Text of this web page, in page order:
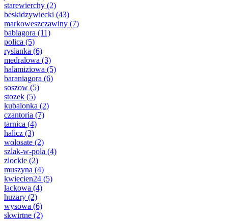
starewierchy (2)
beskidzywiecki (43)
markoweszczawiny (7)
babiagora (11)
polica (5)
rysianka (6)
medralowa (3)
halamiziowa (5)
baraniagora (6)
soszow (5)
stozek (5)
kubalonka (2)
czantoria (7)
tarnica (4)
halicz (3)
wolosate (2)
szlak-w-pola (4)
zlockie (2)
muszyna (4)
kwiecien24 (5)
lackowa (4)
huzary (2)
wysowa (6)
skwirtne (2)